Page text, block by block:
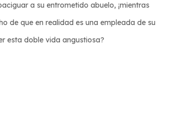
a su entrometido abuelo, ¡mientras
de que en realidad es una empleada de su
esta doble vida angustiosa?